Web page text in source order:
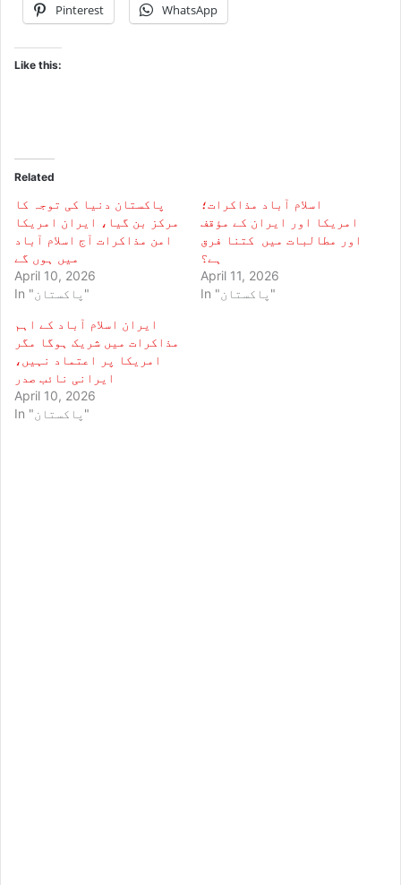
Pinterest WhatsApp
Like this:
Related
پاکستان دنیا کی توجہ کا
مرکز بن گیا، ایران امریکا
امن مذاکرات آج اسلام آباد
میں ہوں گے
April 10, 2026
In "پاکستان"
اسلام آباد مذاکرات؛
امریکا اور ایران کے مؤقف
اور مطالبات میں کتنا فرق
ہے؟
April 11, 2026
In "پاکستان"
ایران اسلام آباد کے اہم
مذاکرات میں شریک ہوگا مگر
امریکا پر اعتماد نہیں،
ایرانی نائب صدر
April 10, 2026
In "پاکستان"